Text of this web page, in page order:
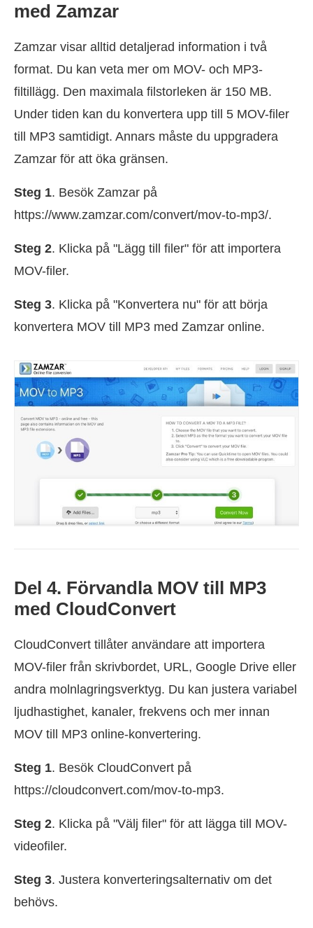
med Zamzar
Zamzar visar alltid detaljerad information i två
format. Du kan veta mer om MOV- och MP3-
filtillägg. Den maximala filstorleken är 150 MB.
Under tiden kan du konvertera upp till 5 MOV-filer
till MP3 samtidigt. Annars måste du uppgradera
Zamzar för att öka gränsen.
Steg 1. Besök Zamzar på
https://www.zamzar.com/convert/mov-to-mp3/.
Steg 2. Klicka på "Lägg till filer" för att importera
MOV-filer.
Steg 3. Klicka på "Konvertera nu" för att börja
konvertera MOV till MP3 med Zamzar online.
Del 4. Förvandla MOV till MP3
med CloudConvert
CloudConvert tillåter användare att importera
MOV-filer från skrivbordet, URL, Google Drive eller
andra molnlagringsverktyg. Du kan justera variabel
ljudhastighet, kanaler, frekvens och mer innan
MOV till MP3 online-konvertering.
Steg 1. Besök CloudConvert på
https://cloudconvert.com/mov-to-mp3.
Steg 2. Klicka på "Välj filer" för att lägga till MOV-
videofiler.
Steg 3. Justera konverteringsalternativ om det
behövs.